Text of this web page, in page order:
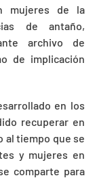
mujeres de la
de antaño,
archivo de
de implicación
en los
recuperar en
al tiempo que se
y mujeres en
comparte para